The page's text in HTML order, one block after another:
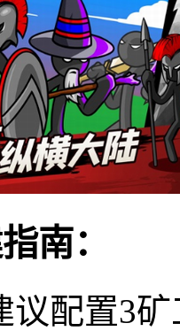
南：
议配置3